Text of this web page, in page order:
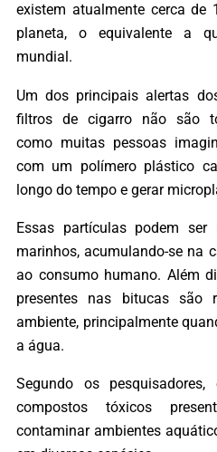
existem atualmente cerca
planeta, o equivalente a
mundial.
Um dos principais alertas
filtros de cigarro não são
como muitas pessoas
com um polímero plástico
longo do tempo e gerar
Essas partículas podem ser
marinhos, acumulando-se na
ao consumo humano. Além
presentes nas bitucas são
ambiente, principalmente
a água.
Segundo os
compostos tóxicos
contaminar ambientes